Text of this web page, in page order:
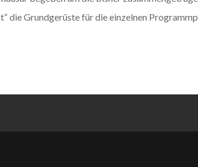
die Grundgerüste für die einzelnen